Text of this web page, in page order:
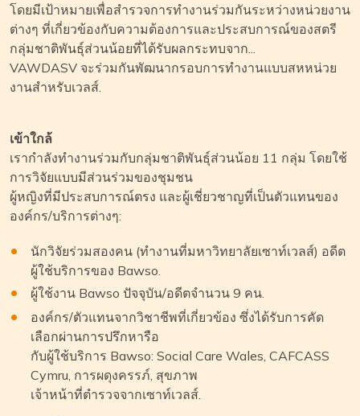
โดยมีเป้าหมายเพื่อสำรวจการทำงานร่วมกันระหว่างหน่วยงาน
ต่างๆ ที่เกี่ยวข้องกับความต้องการและประสบการณ์ของสตรี
กลุ่มชาติพันธุ์ส่วนน้อยที่ได้รับผลกระทบจาก...
VAWDASV จะร่วมกันพัฒนากรอบการทำงานแบบสหหน่วย
งานสำหรับเวลส์.
เข้าใกล้
เรากำลังทำงานร่วมกับกลุ่มชาติพันธุ์ส่วนน้อย 11 กลุ่ม โดยใช้
การวิจัยแบบมีส่วนร่วมของชุมชน
ผู้หญิงที่มีประสบการณ์ตรง และผู้เชี่ยวชาญที่เป็นตัวแทนของ
องค์กร/บริการต่างๆ:
นักวิจัยร่วมสองคน (ทำงานที่มหาวิทยาลัยเซาท์เวลส์) อดีต
ผู้ใช้บริการของ Bawso.
ผู้ใช้งาน Bawso ปัจจุบัน/อดีตจำนวน 9 คน.
องค์กร/ตัวแทนจากวิชาชีพที่เกี่ยวข้อง ซึ่งได้รับการคัด
เลือกผ่านการปรึกหารือ
กับผู้ใช้บริการ Bawso: Social Care Wales, CAFCASS
Cymru, การผดุงครรภ์, สุขภาพ
เจ้าหน้าที่ตำรวจจากเซาท์เวลส์.